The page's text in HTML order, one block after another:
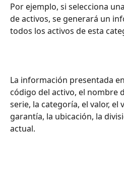
Por ejemplo, si selecciona
de activos, se generará un
todos los activos de esta
La información presentada
código del activo, el nombre
serie, la categoría, el valor, el
garantía, la ubicación, la
actual.